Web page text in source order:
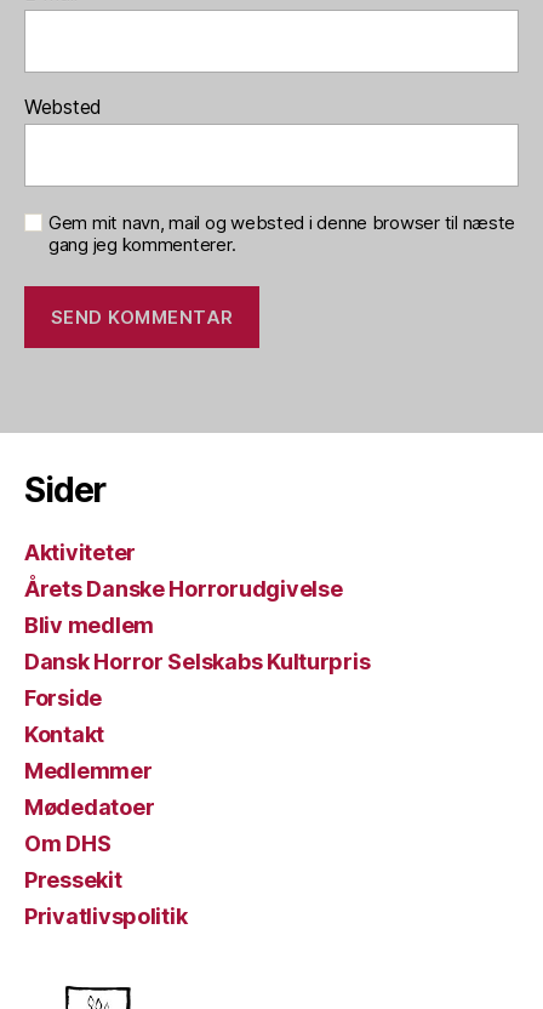
Websted
Gem mit navn, mail og websted i denne browser til næste
gang jeg kommenterer.
Sider
Aktiviteter
Årets Danske Horrorudgivelse
Bliv medlem
Dansk Horror Selskabs Kulturpris
Forside
Kontakt
Medlemmer
Mødedatoer
Om DHS
Pressekit
Privatlivspolitik